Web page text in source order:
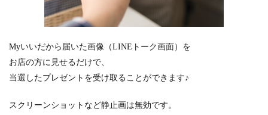
Myいいだから届いた画像 （LINEトーク画面）を
お店の方に見せるだけで、
当選したプレゼントを受け取ることができます♪
スクリーンショットなど静止画は無効です。